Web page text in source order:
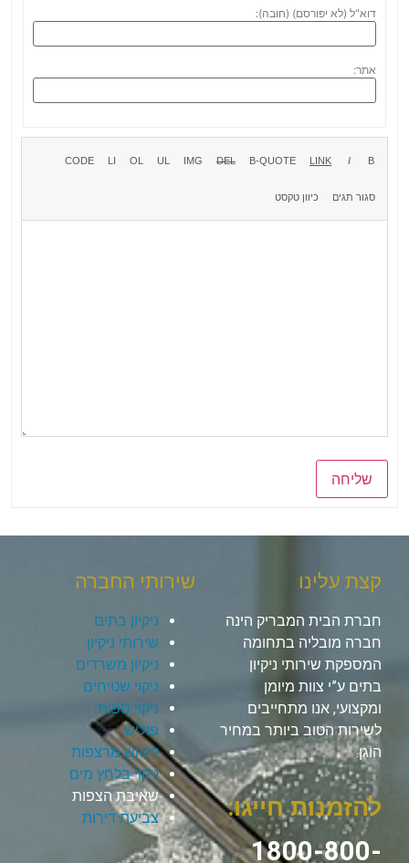
דוא"ל (לא יפורסם) (חובה):
אתר:
שליחה
קצת עלינו
חברת הבית המבריק הינה
חברה מובליה בתחומה
המספקת שירותי ניקיון
בתים ע”י צוות מיומן
ומקצועי, אנו מתחייבים
לשירות הטוב ביותר במחיר
הוגן.
להזמנות חייגו:
1800-800-
שירותי החברה
ניקיון בתים
שירותי ניקיון
ניקיון משרדים
ניקוי שטיחים
ניקוי ספות
פוליש
ליטוש מרצפות
ניקוי בלחץ מים
שאיבת הצפות
צביעת דירות